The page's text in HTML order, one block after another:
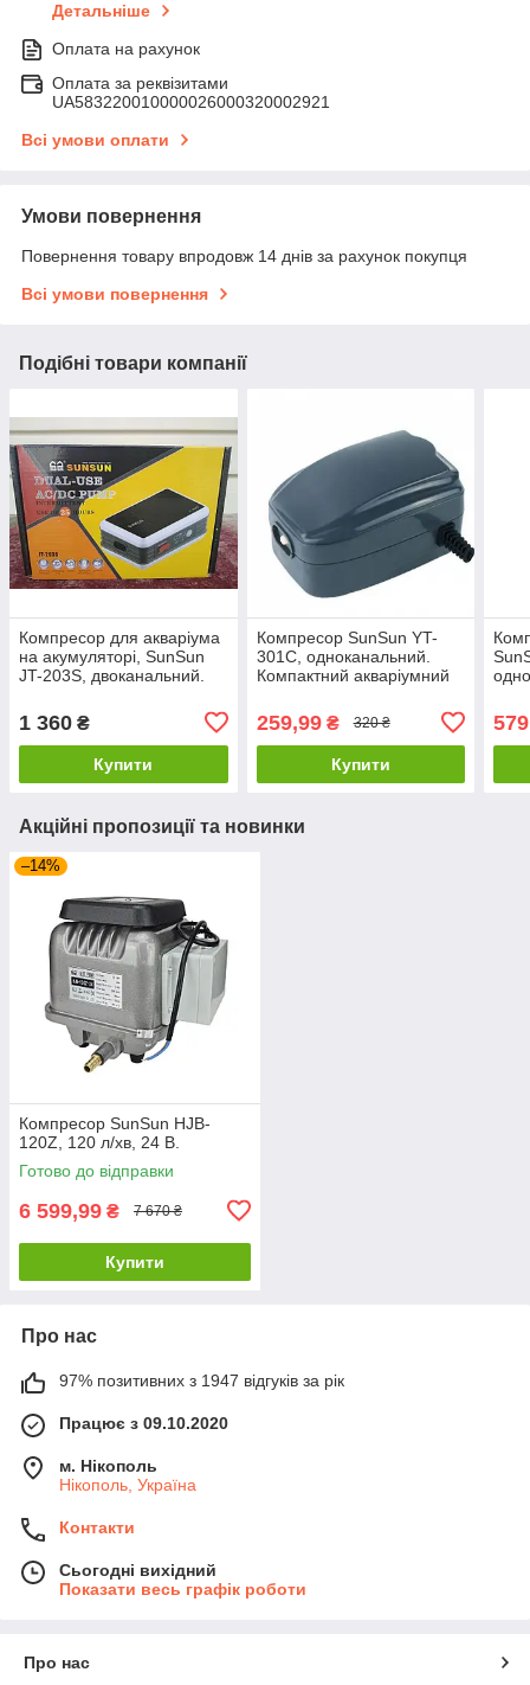
Детальніше
Оплата на рахунок
Оплата за реквізитами
UA583220010000026000320002921
Всі умови оплати
Умови повернення
Повернення товару впродовж 14 днів за рахунок покупця
Всі умови повернення
Подібні товари компанії
Компресор для акваріума
на акумуляторі, SunSun
JT-203S, двоканальний.
1 360 ₴
Купити
Компресор SunSun YT-
301C, одноканальний.
Компактний акваріумний
259,99₴ 320 ₴
Купити
Акційні пропозиції та новинки
–14%
Компресор SunSun HJB-
120Z, 120 л/хв, 24 В.
Готово до відправки
6 599,99 ₴ 7 670 ₴
Купити
Про нас
97% позитивних з 1947 відгуків за рік
Працює з 09.10.2020
м. Нікополь
Нікополь, Україна
Контакти
Сьогодні вихідний
Показати весь графік роботи
Про нас